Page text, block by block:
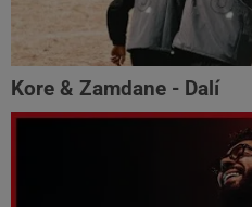
Kore & Zamdane - Dalí